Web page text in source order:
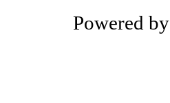
Powered by